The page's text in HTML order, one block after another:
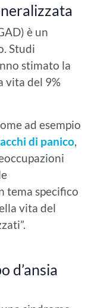
è un
Studi
stimato la
vita del 9%
ad esempio
di panico,
tema specifico
vita del
d’ansia